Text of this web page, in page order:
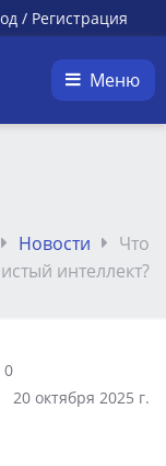
/ Регистрация
Меню
Новости
Что
интеллект?
0
20 октября 2025 г.